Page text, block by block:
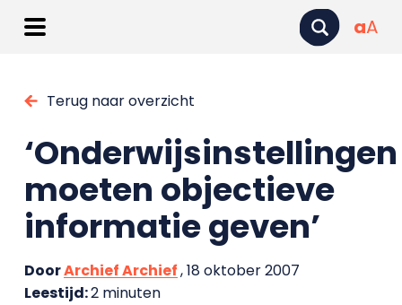
aA
Terug naar overzicht
‘Onderwijsinstellingen
moeten objectieve
informatie geven’
DoorArchief Archief, 18 oktober 2007
Leestijd:2 minuten